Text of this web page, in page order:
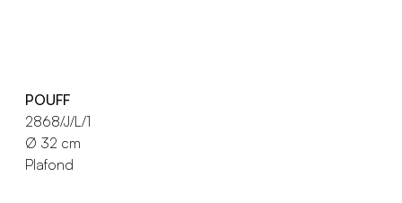
POUFF
2868/J/L/1
Ø 32 cm
Plafond